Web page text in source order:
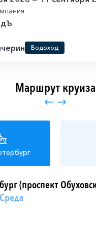
Водоход
Маршрут круиза
(проспект